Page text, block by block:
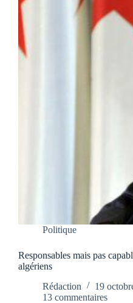
Politique
Responsables mais pas
algériens
Rédaction
19
13 commentaires